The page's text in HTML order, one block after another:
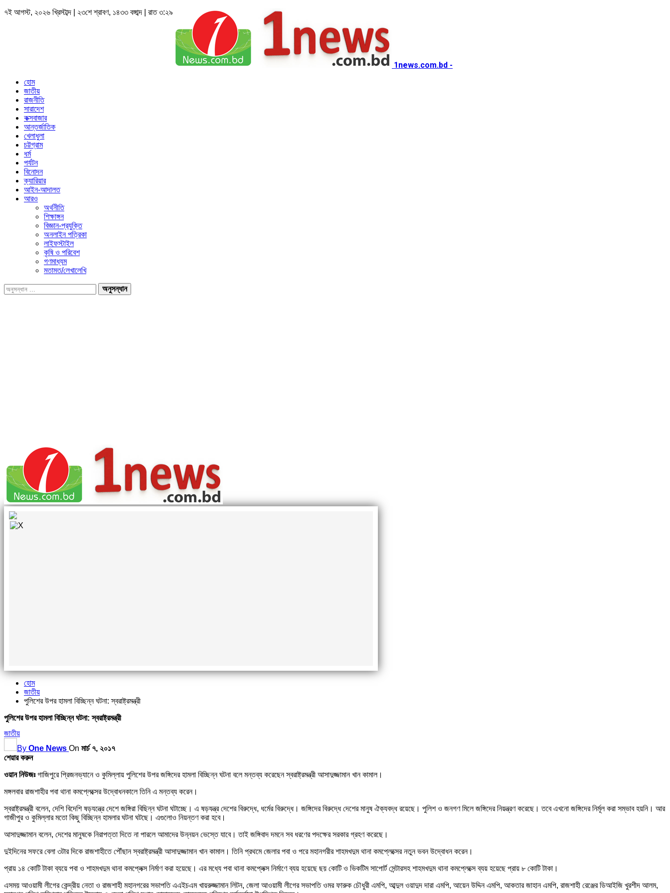
৭ই আগস্ট, ২০২৬ খ্রিস্টাব্দ | ২৩শে শ্রাবণ, ১৪৩৩ বঙ্গাব্দ | রাত ৩:২৯
1news.com.bd -
হোম
জাতীয়
রাজনীতি
সারাদেশ
কক্সবাজার
আন্তর্জাতিক
খেলাধুলা
চট্টগ্রাম
ধর্ম
পর্যটন
বিনোদন
ক্যারিয়ার
আইন-আদালত
আরও
অর্থনীতি
শিক্ষাঙ্গন
বিজ্ঞান-প্রযুক্তি
অনলাইন পত্রিকা
লাইফস্টাইল
কৃষি ও পরিবেশ
গণমাধ্যম
মতামত/লেখালেখি
হোম
জাতীয়
পুলিশের উপর হামলা বিচ্ছিন্ন ঘটনা: স্বরাষ্ট্রমন্ত্রী
পুলিশের উপর হামলা বিচ্ছিন্ন ঘটনা: স্বরাষ্ট্রমন্ত্রী
জাতীয়
By One News On মার্চ ৭, ২০১৭
শেয়ার করুন
ওয়ান নিউজঃগাজিপুরে প্রিজনভ্যানে ও কুমিল্লায় পুলিশের উপর জঙ্গিদের হামলা বিচ্ছিন্ন ঘটনা বলে মন্তব্য করেছেন স্বরাষ্ট্রমন্ত্রী আসাদুজ্জামান খান কামাল।
মঙ্গলবার রাজশাহীর পবা থানা কমপ্লেক্সের উদ্বোধনকালে তিনি এ মন্তব্য করেন।
স্বরাষ্ট্রমন্ত্রী বলেন, দেশি বিদেশি ষড়যন্ত্রে দেশে জঙ্গিরা বিছিন্ন ঘটনা ঘটাচ্ছে। এ ষড়যন্ত্র দেশের বিরুদ্ধে, ধর্মের বিরুদ্ধে। জঙ্গিদের বিরুদ্ধে দেশের মানুষ ঐক্যবদ্ধ রয়েছে। পুলিশ ও জনগণ মিলে জঙ্গিদের নিয়ন্ত্রণ করেছে। তবে এখনো জঙ্গিদের নির্মূল করা সম্ভাব হয়নি। আর
গাজীপুর ও কুমিল্লার মতো কিছু বিচ্ছিন্ন হামলার ঘটনা ঘটছে। এগুলোও নিয়ন্তণ করা হবে।
আসাদুজ্জামান বলেন, দেশের মানুষকে নিরাপত্তা দিতে না পারলে আমাদের উন্নয়ন ভেস্তে যাবে। তাই জঙ্গিবাদ দমনে সব ধরণের পদক্ষের সরকার গ্রহণ করেছে।
দুইদিনের সফরে বেলা ৩টার দিকে রাজশাহীতে পৌঁছান স্বরাষ্ট্রমন্ত্রী আসাদুজ্জামান খান কামাল। তিনি প্রথমে জেলার পবা ও পরে মহানগরীর শাহমখদুম থানা কমপ্লেক্সের নতুন ভবন উদ্বোধন করেন।
প্রায় ১৪ কোটি টাকা ব্যয়ে পবা ও শাহমখদুম থানা কমপ্লেক্স নির্মাণ করা হয়েছে। এর মধ্যে পবা থানা কমপ্লেক্স নির্মাণে ব্যয় হয়েছে ছয় কোটি ও ভিকটিম সাপোর্ট সেন্টারসহ শাহমখদুম থানা কমপ্লেক্সে ব্যয় হয়েছে প্রায় ৮ কোটি টাকা।
এসময় আওয়ামী লীগের কেন্দ্রীয় নেতা ও রাজশাহী মহানগরের সভাপতি এএইচএম খায়রুজ্জামান লিটন, জেলা আওয়ামী লীগের সভাপতি ওমর ফারুক চৌধুরী এমপি, আব্দুল ওয়াদুদ দারা এমপি, আয়েন উদ্দিন এমপি, আকতার জাহান এমপি, রাজশাহী রেঞ্জের ডিআইজি খুরশীদ আলম,